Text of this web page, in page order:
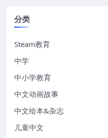
分类
Steam教育
中学
中小学教育
中文动画故事
中文绘本&杂志
儿童中文